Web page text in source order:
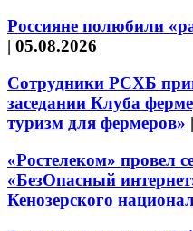
Россияне полюбили
| 05.08.2026
Сотрудники РСХБ
заседании Клуба
туризм для фермеров» |
«Ростелеком» провел
«БезОпасный
Кенозерского